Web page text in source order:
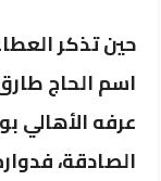
حين تذكر
اسم الحاج
عرفه الأهالي
الصادقة،